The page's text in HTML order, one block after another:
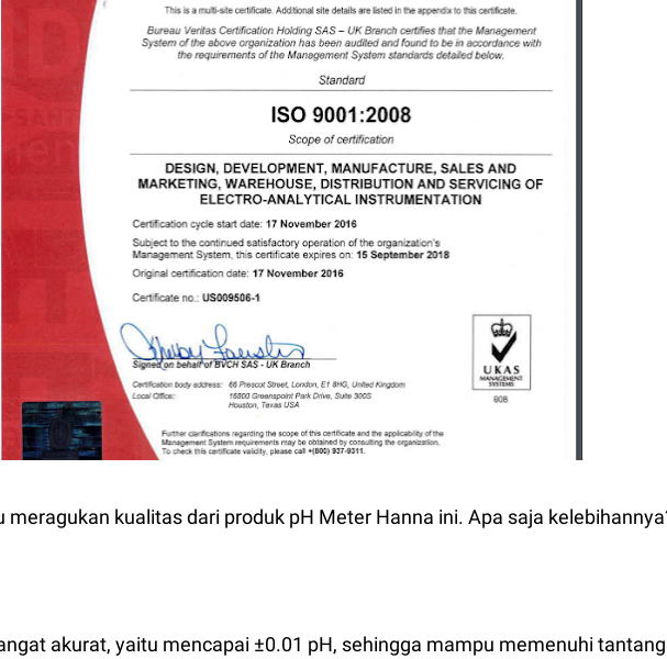
kualitas dari produk pH Meter Hanna ini. Apa saja
akurat, yaitu mencapai ±0.01 pH, sehingga mampu memenuhi